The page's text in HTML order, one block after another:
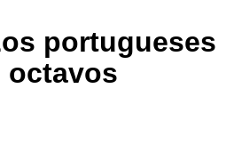
portugueses
octavos